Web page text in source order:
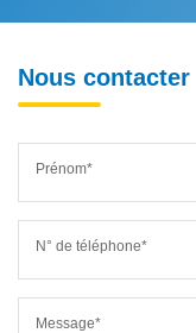
Nous contacter
Prénom*
N° de téléphone*
Message*